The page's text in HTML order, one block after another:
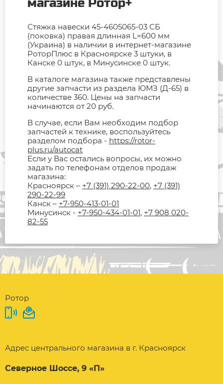
магазине Ротор+
Стяжка навески 45-4605065-03 СБ
(поковка) правая длинная L=600 мм
(Украина) в наличии в интернет-магазине
РоторПлюс в Красноярске 3 штуки, в
Канске 0 штук, в Минусинске 0 штук.
В каталоге магазина также представлены
другие запчасти из раздела ЮМЗ (Д-65) в
количестве 360. Цены на запчасти
начинаются от 20 руб.
В случае, если Вам необходим подбор
запчастей к технике, воспользуйтесь
разделом подбора - https://rotor-
plus.ru/autocat
Если у Вас остались вопросы, их можно
задать по телефонам отделов продаж
магазина:
Красноярск – +7 (391) 290-22-00, +7 (391)
290-22-99
Канск – +7-950-413-01-01
Минусинск - +7-950-434-01-01, +7 908 020-
82-55
Ротор
Адрес центрального магазина в г. Красноярск
Северное Шоссе, 9 «П»